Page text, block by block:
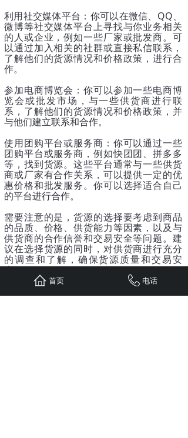
利用社交媒体平台：你可以在微信、 QQ
微博等社交媒体平台上寻找与你业务相关
的人或企业，例如一些厂家或批发商。可
以通过加入相关的社群或直接私信联系，
了解他们的货源情况和价格政策，进行合
作。
参加电商博览会：你可以参加一些电商博
览会或批发市场，与一些供货商进行联
系，了解他们的货源情况和价格政策，并
与他们建立联系和合作。
使用团购平台或服务商：你可以通过一些
团购平台或服务商，例如快团团、拼多多
等，找到货源。这些平台通常与一些供货
商或厂家有合作关系，可以提供一定的优
惠价格和批发服务。你可以选择适合自己
的平台进行合作。
需要注意的是，货源的选择要考虑到商品
的品质、价格、供货能力等因素，以及与
供货商的合作信誉和交易安全等问题。建
议在选择货源的同时，对供货商进行充分
的调查和了解，确保货源质量和交易安
首页 电话